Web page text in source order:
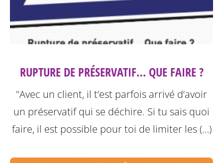
RUPTURE DE PRÉSERVATIF… QUE FAIRE ?
"Avec un client, il t’est parfois arrivé d’avoir
un préservatif qui se déchire. Si tu sais quoi
faire, il est possible pour toi de limiter les (…)